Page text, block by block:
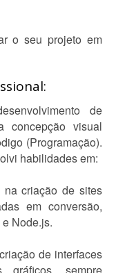
o seu projeto em
de
concepção visual
(Programação).
habilidades em:
na criação de sites
em conversão,
Node.js.
de interfaces